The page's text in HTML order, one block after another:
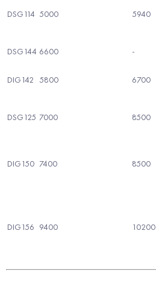
DSG114 5000 5940
DSG144 6600 -
DIG142 5800 6700
DSG125 7000 8500
DIG150 7400 8500
DIG156 9400 10200